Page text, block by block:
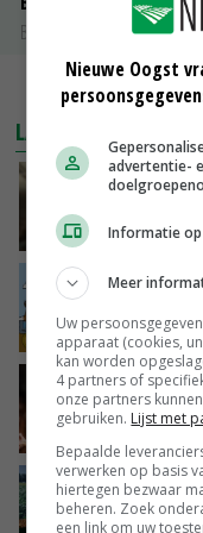
Boerenkaas
LAATSTE NIEUWS
groeit
je
Nieuwe Oogst
advertentie-
Informatie
Meer
Uw
apparaat (cookies,
kan worden
4 partners of
onze partners
gebruiken. Lijst met
Bepaalde
verwerken op basis
hiertegen bezwaar
beheren. Zoek
een link om uw